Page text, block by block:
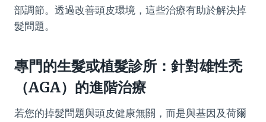
部調節。透過改善頭皮環境，這些治療有助於解決掉
髮問題。
專門的生髮或植髮診所：針對雄性禿
（AGA）的進階治療
若您的掉髮問題與頭皮健康無關，而是與基因及荷爾